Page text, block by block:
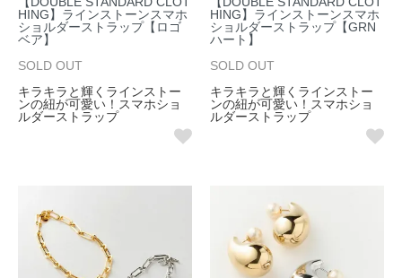
HING】ラインストーンスマホ
ショルダーストラップ【ロゴ
ベア】
SOLD OUT
キラキラと輝くラインストー
ンの紐が可愛い！スマホショ
ルダーストラップ
HING】ラインストーンスマホ
ショルダーストラップ【GRN
ハート】
SOLD OUT
キラキラと輝くラインストー
ンの紐が可愛い！スマホショ
ルダーストラップ